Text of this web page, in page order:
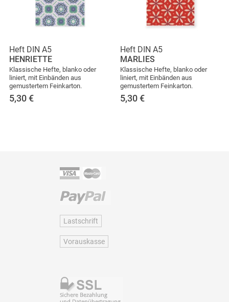
Heft DIN A5
HENRIETTE
Klassische Hefte, blanko oder
liniert, mit Einbänden aus
gemustertem Feinkarton.
5,30 €
Heft DIN A5
MARLIES
Klassische Hefte, blanko oder
liniert, mit Einbänden aus
gemustertem Feinkarton.
5,30 €
Lastschrift
Vorauskasse